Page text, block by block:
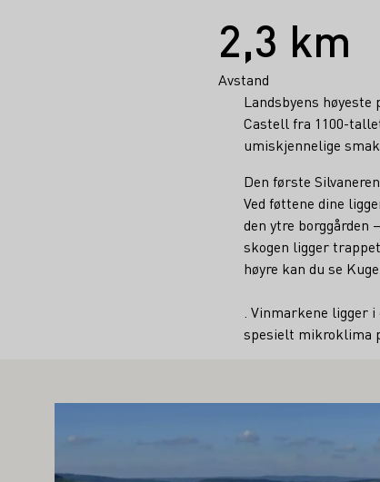
2,3 km
Avstand
Landsbyens
Castell fra 1100-
umiskjennelige
Den første
Ved føttene dine
den ytre borggården
skogen ligger
høyre kan du se
. Vinmarkene ligger i
spesielt mikroklima
OGSÅ INTERESSERE DEG